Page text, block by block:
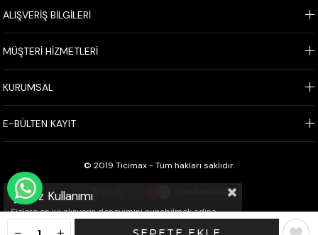
ALIŞVERİŞ BİLGİLERİ
MÜŞTERİ HİZMETLERİ
KURUMSAL
E-BÜLTEN KAYIT
© 2019 Ticimax - Tüm hakları saklıdır.
Çerez Kullanımı
Sizlere en iyi alışveriş deneyimini sunabilmek adına